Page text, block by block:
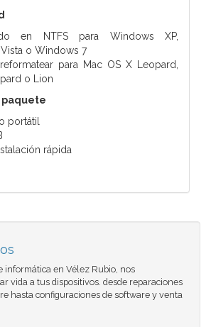
en NTFS para Windows XP,
o Windows 7
para Mac OS X Leopard,
o Lion
portátil
rápida
informática en Vélez Rubio, nos
vida a tus dispositivos. desde reparaciones
hasta configuraciones de software y venta